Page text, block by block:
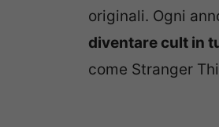
originali. Ogni
diventare cult in
come Stranger